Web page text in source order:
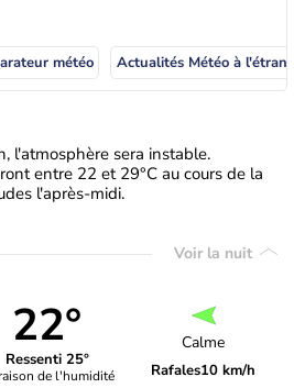
météo
l'atmosphère sera instable.
entre 22 et 29°C au cours de la
l'après-midi.
Voir la nuit
22°
Ressenti 25°
de l'humidité
Calme
Rafales10 km/h